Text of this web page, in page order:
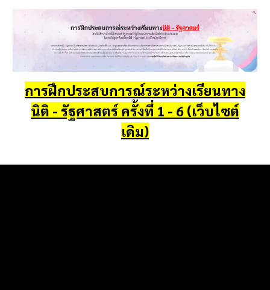
การฝึกประสบการณ์ระหว่างเรียนทาง
นิติ - รัฐศาสตร์ ครั้งที่ 1 - 6 (เว็บไซต์
เดิม)